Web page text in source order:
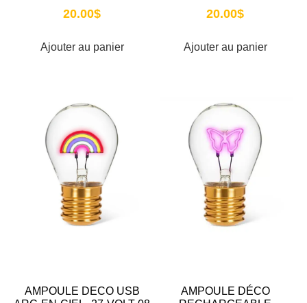
20.00$
Ajouter au panier
20.00$
Ajouter au panier
AMPOULE DECO USB
AMPOULE DÉCO